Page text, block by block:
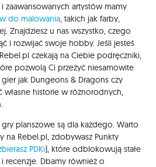
zaawansowanych artystów mamy
do malowania , takich jak farby,
Znajdziesz u nas wszystko, czego
i rozwijać swoje hobby. Jeśli jesteś
Rebel.pl czekają na Ciebie podręczniki,
pozwolą Ci przeżyć niesamowite
jak Dungeons & Dragons czy
własne historie w różnorodnych,
planszowe są dla każdego. Warto
na Rebel.pl, zdobywasz Punkty
PDKi), które odblokowują stałe
recenzje. Dbamy również o